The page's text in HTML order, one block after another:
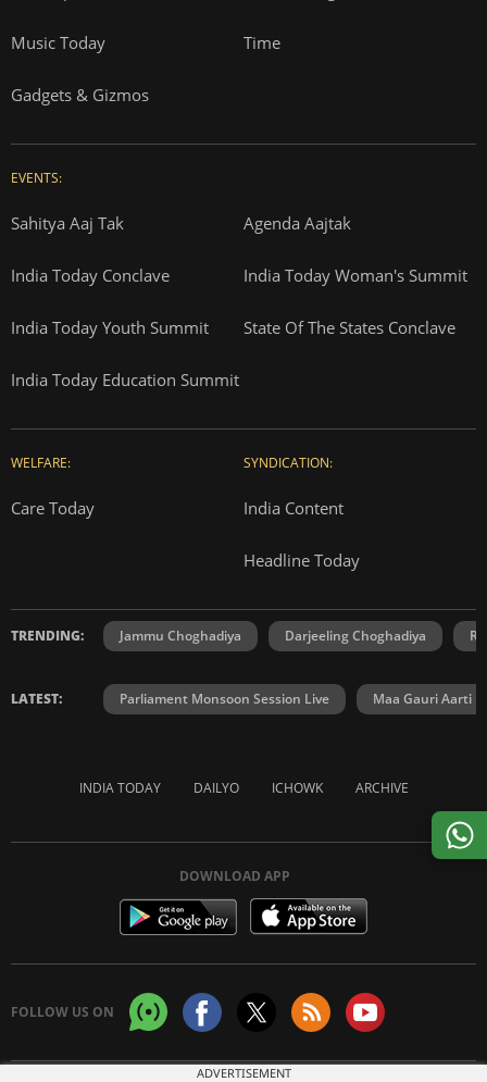
Music Today Time
Gadgets & Gizmos
EVENTS:
Sahitya Aaj Tak Agenda Aajtak
India Today Conclave India Today Woman's Summit
India Today Youth Summit State Of The States Conclave
India Today Education Summit
WELFARE:
Care Today
SYNDICATION:
India Content
Headline Today
TRENDING: Jammu Choghadiya Darjeeling Choghadiya
LATEST: Parliament Monsoon Session Live Maa Gauri Aarti
INDIA TODAY DAILYO ICHOWK ARCHIVE
DOWNLOAD APP
FOLLOW US ON
ADVERTISEMENT